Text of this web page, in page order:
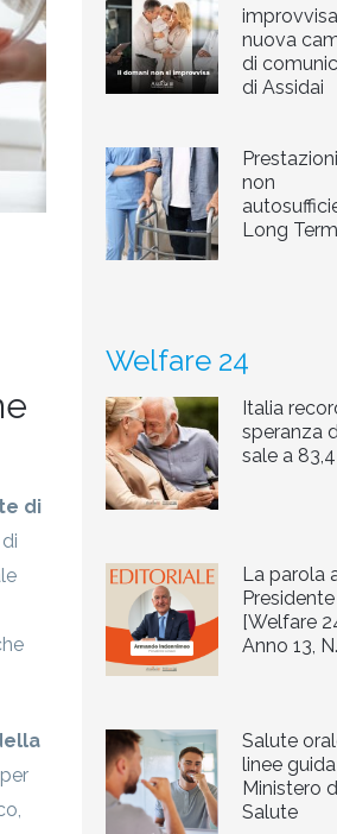
di
nuova
di
di Assidai
non
Long
Welfare 24
Italia
speranza
sale a
La parola
Presidente
[Welfare
Anno 13,
Salute
linee
Ministero
Salute